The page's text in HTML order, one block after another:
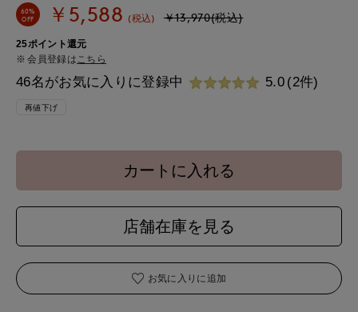
60%
OFF
￥5,588 (税込) ￥13,970(税込)
25ポイント還元
会員登録は こちら
46名がお気に入りに登録中 5.0 (2件)
再値下げ
カートに入れる
店舗在庫を見る
お気に入りに追加